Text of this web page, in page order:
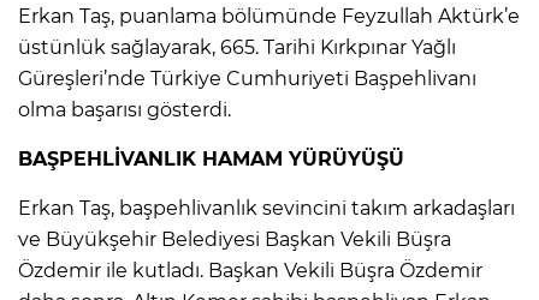
Erkan Taş, puanlama bölümünde Feyzullah Aktürk’e
üstünlük sağlayarak, 665. Tarihi Kırkpınar Yağlı
Güreşleri’nde Türkiye Cumhuriyeti Başpehlivanı
olma başarısı gösterdi.
BAŞPEHLİVANLIK HAMAM YÜRÜYÜŞÜ
Erkan Taş, başpehlivanlık sevincini takım arkadaşları
ve Büyükşehir Belediyesi Başkan Vekili Büşra
Özdemir ile kutladı. Başkan Vekili Büşra Özdemir